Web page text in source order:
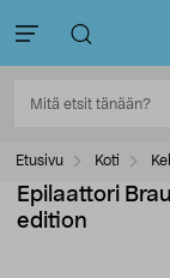
Etusivu Koti
Epilaattori
edition